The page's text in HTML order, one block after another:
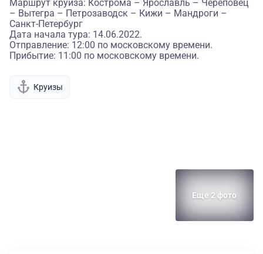
Маршрут круиза: Кострома – Ярославль – Череповец
– Вытегра – Петрозаводск – Кижи – Мандроги –
Санкт-Петербург
Дата начала тура: 14.06.2022.
Отправление: 12:00 по московскому времени.
Прибытие: 11:00 по московскому времени.
Круизы
Еще 2 фото